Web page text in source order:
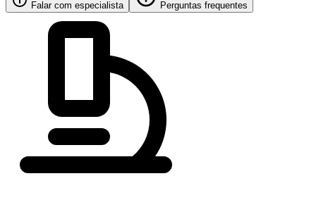
Falar com especialista Perguntas frequentes